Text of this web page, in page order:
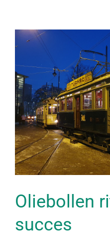
Oliebollen
succes